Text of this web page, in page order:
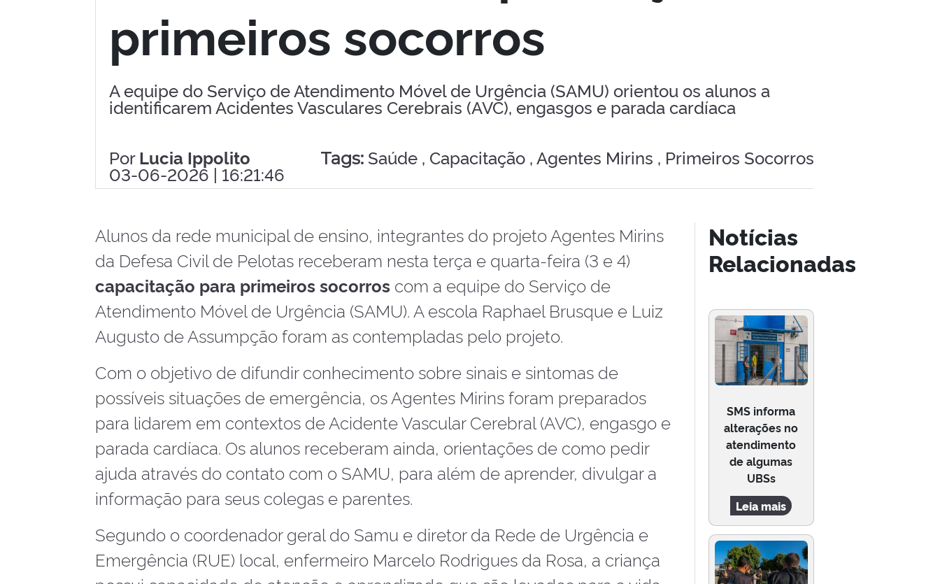
primeiros socorros
A equipe do Serviço de Atendimento Móvel de Urgência (SAMU) orientou os alunos a
identificarem Acidentes Vasculares Cerebrais (AVC), engasgos e parada cardíaca
PorLucia Ippolito
03-06-2026 | 16:21:46
Tags: Saúde , Capacitação , Agentes Mirins , Primeiros Socorros
Alunos da rede municipal de ensino, integrantes do projeto Agentes Mirins
da Defesa Civil de Pelotas receberam nesta terça e quarta-feira (3 e 4)
capacitação para primeiros socorros com a equipe do Serviço de
Atendimento Móvel de Urgência (SAMU). A escola Raphael Brusque e Luiz
Augusto de Assumpção foram as contempladas pelo projeto.
Com o objetivo de difundir conhecimento sobre sinais e sintomas de
possíveis situações de emergência, os Agentes Mirins foram preparados
para lidarem em contextos de Acidente Vascular Cerebral (AVC), engasgo e
parada cardíaca. Os alunos receberam ainda, orientações de como pedir
ajuda através do contato com o SAMU, para além de aprender, divulgar a
informação para seus colegas e parentes.
Segundo o coordenador geral do Samu e diretor da Rede de Urgência e
Emergência (RUE) local, enfermeiro Marcelo Rodrigues da Rosa, a criança
Notícias
Relacionadas
SMS informa
alterações no
atendimento
de algumas
UBSs
Leia mais